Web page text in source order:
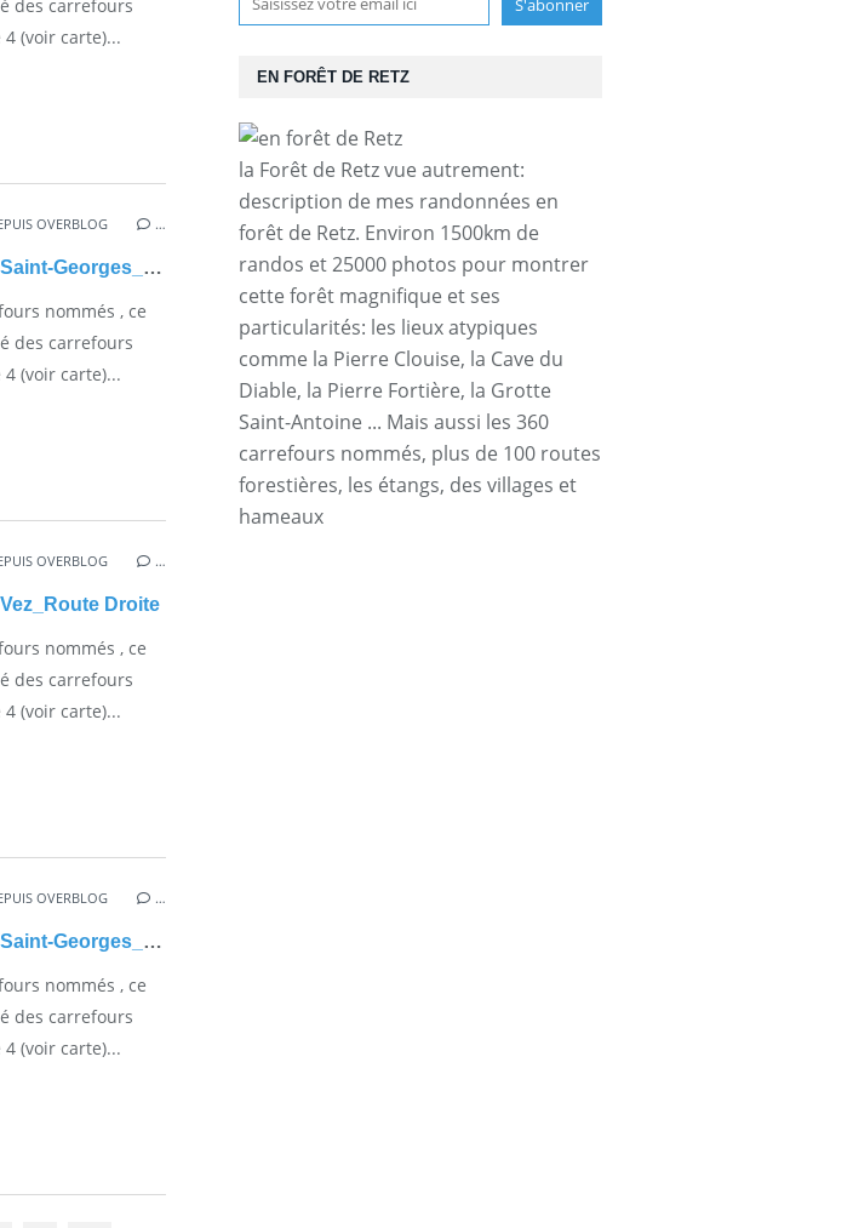
des carrefours
(voir carte)...
OVERBLOG …
carrefour_Laie de Saint-Georges_Sentier (parcelle 1507)
nommés , ce
des carrefours
(voir carte)...
OVERBLOG …
Droite
nommés , ce
des carrefours
(voir carte)...
OVERBLOG …
carrefour_Laie de Saint-Georges_Laie des Camps
nommés , ce
des carrefours
(voir carte)...
EN FORÊT DE RETZ
la Forêt de Retz vue autrement:
description de mes randonnées en
forêt de Retz. Environ 1500km de
randos et 25000 photos pour montrer
cette forêt magnifique et ses
particularités: les lieux atypiques
comme la Pierre Clouise, la Cave du
Diable, la Pierre Fortière, la Grotte
Saint-Antoine ... Mais aussi les 360
carrefours nommés, plus de 100 routes
forestières, les étangs, des villages et
hameaux